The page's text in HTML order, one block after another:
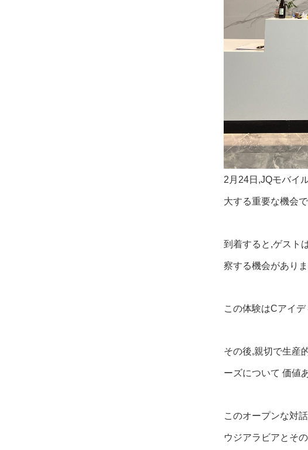
2月24日,JQモバイ
大する重要な機会
到着すると,ゲスト
察する機会があり
この体験はCアイ
その後,親切で生産
ーズについて 価値
このオープンな対
ウジアラビアとそ